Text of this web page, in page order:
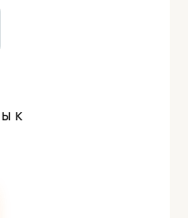
к